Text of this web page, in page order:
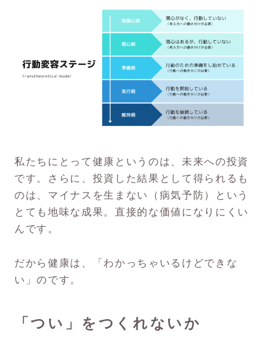
私たちにとって健康というのは、未来への投資
です。さらに、投資した結果として得られるも
のは、マイナスを生まない（病気予防）という
とても地味な成果。直接的な価値になりにくい
んです。
だから健康は、「わかっちゃいるけどできな
い」のです。
「つい」をつくれないか